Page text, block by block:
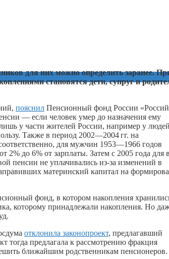
для них можно определить заранее.
становятся дети, супруг и
пояснил Пенсионный фонд России
— если человек умер до назначения ему
у части жителей России, например у
Также в период 2002—2004 гг. на
для мужчин 1953—1966 годов
до 6% от зарплаты. Затем с 2005 года для
пенсии не уплачивались из-за изменений в
материнский капитал на
фонд, в котором накопления
которому принадлежали накопления. Но
отклонила законопроект, предлагавший
тогда предлагала к рассмотрению фракция
ближайшим родственникам пенсионеров.